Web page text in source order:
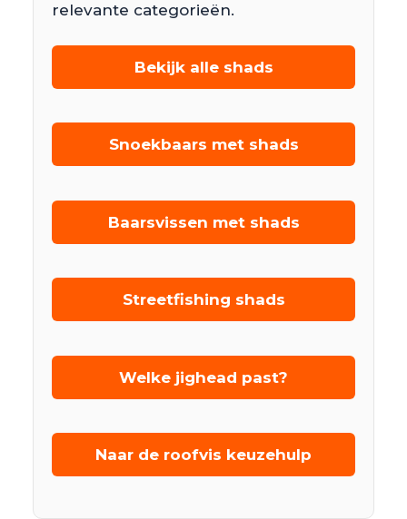
relevante categorieën.
Bekijk alle shads
Snoekbaars met shads
Baarsvissen met shads
Streetfishing shads
Welke jighead past?
Naar de roofvis keuzehulp